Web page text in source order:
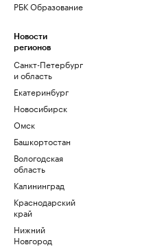
РБК Образование
Новости
регионов
Санкт-Петербург
и область
Екатеринбург
Новосибирск
Омск
Башкортостан
Вологодская
область
Калининград
Краснодарский
край
Нижний
Новгород